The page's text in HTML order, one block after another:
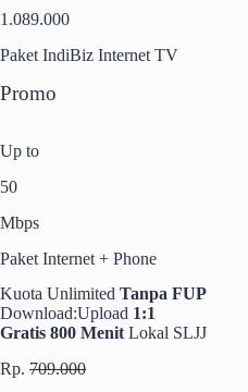
1.089.000
Paket IndiBiz Internet TV
Promo
Up to
50
Mbps
Paket Internet + Phone
Kuota Unlimited Tanpa FUP
Download:Upload 1:1
Gratis 800 MenitLokal SLJJ
Rp. 709.000